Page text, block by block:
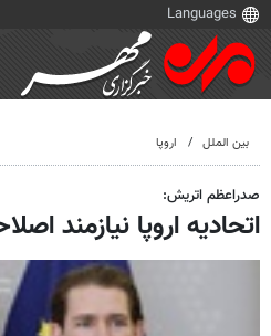
بین الملل اروپا
صدراعظم اتریش:
اتحادیه اروپا نیازمند